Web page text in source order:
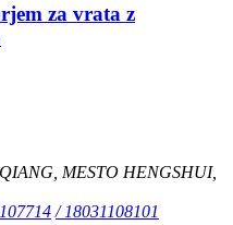
za vrata z
MESTO HENGSHUI,
/ 18031108101